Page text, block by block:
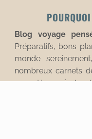
Blog voyage
Préparatifs, bons
monde
nombreux carnets
pour découvrir des